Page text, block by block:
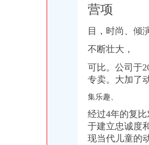
营项
目，时尚、倾
不断壮大，
可比。公司于
专卖。大加了
集乐趣、
经过4年的复
于建立忠诚度
现当代儿童的